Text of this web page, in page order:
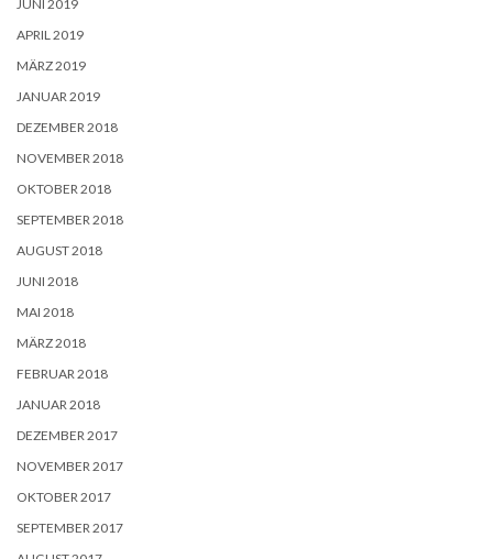
JUNI 2019
APRIL 2019
MÄRZ 2019
JANUAR 2019
DEZEMBER 2018
NOVEMBER 2018
OKTOBER 2018
SEPTEMBER 2018
AUGUST 2018
JUNI 2018
MAI 2018
MÄRZ 2018
FEBRUAR 2018
JANUAR 2018
DEZEMBER 2017
NOVEMBER 2017
OKTOBER 2017
SEPTEMBER 2017